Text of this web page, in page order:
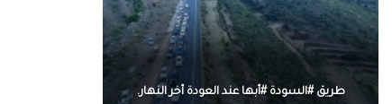
طريق #السودة #أبها عند العودة أخر النهار.